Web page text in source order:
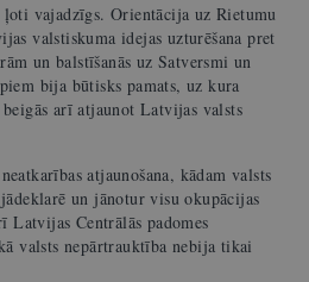
ļoti vajadzīgs. Orientācija uz Rietumu
valstiskuma idejas uzturēšana pret
un balstīšanās uz Satversmi un
bija būtisks pamats, uz kura
beigās arī atjaunot Latvijas valsts
atjaunošana, kādam valsts
un jānotur visu okupācijas
Latvijas Centrālās padomes
valsts nepārtrauktība nebija tikai